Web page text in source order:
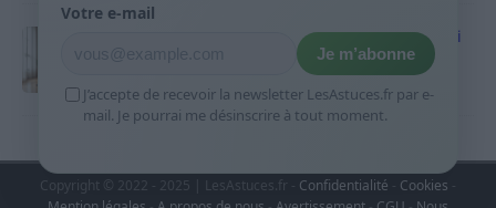
Sport 10 minutes par jour est-ce utile et quoi
9 avril 2026
Copyright © 2022 - 2025 | LesAstuces.fr - Confidentialité Cookies -
Votre e-mail
Je m’abonne
J’accepte de recevoir la newsletter LesAstuces.fr par e-
mail. Je pourrai me désinscrire à tout moment.